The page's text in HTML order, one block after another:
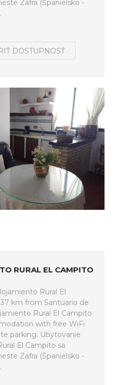
Zafra (Španielsko -
DOSTUPNOSŤ
RURAL EL CAMPITO
Rural El
km from Santuario de
Rural El Campito
with free WiFi
parking. Ubytovanie
El Campito sa
Zafra (Španielsko -